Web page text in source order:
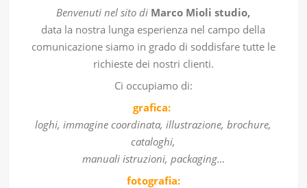
Benvenuti nel sito di Marco Mioli studio,
data la nostra lunga esperienza nel campo della
comunicazione siamo in grado di soddisfare tutte le
richieste dei nostri clienti.
Ci occupiamo di:
grafica:
loghi, immagine coordinata, illustrazione, brochure,
cataloghi,
manuali istruzioni, packaging…
fotografia: